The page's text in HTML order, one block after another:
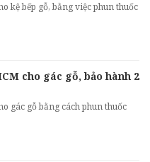
kệ bếp gỗ, bằng việc phun thuốc
cho gác gỗ, bảo hành 2
gác gỗ bằng cách phun thuốc